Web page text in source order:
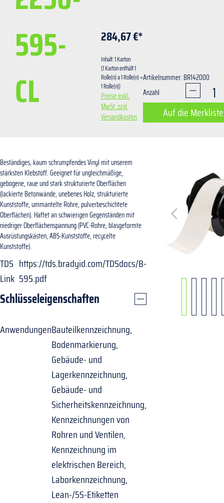
595-
CL
284,67 €*
Inhalt:1 Karton
(1 Karton enthält 1
Rolle(n) a 1 Rolle(n) =
1 Rolle(n))
Preise exkl.
MwSt. zzgl.
Versandkosten
Artikelnummer: BR142000
Anzahl
Produkt
Auf die Merkliste
Beständiges, kaum schrumpfendes Vinyl mit unserem
stärksten Klebstoff. Geeignet für ungleichmäßige,
gebogene, raue und stark strukturierte Oberflächen
(lackierte Betonwände, unebenes Holz, strukturierte
Kunststoffe, ummantelte Rohre, pulverbeschichtete
Oberflächen). Haftet an schwierigen Gegenständen mit
niedriger Oberflächenspannung (PVC-Rohre, blasgeformte
Ausrüstungskästen, ABS-Kunststoffe, recycelte
Kunststoffe).
TDS
Link
https://tds.bradyid.com/TDSdocs/B-
595.pdf
Schlüsseleigenschaften
AnwendungenBauteilkennzeichnung,
Bodenmarkierung,
Gebäude- und
Lagerkennzeichnung,
Gebäude- und
Sicherheitskennzeichnung,
Kennzeichnungen von
Rohren und Ventilen,
Kennzeichnung im
elektrischen Bereich,
Laborkennzeichnung,
Lean-/5S-Etiketten